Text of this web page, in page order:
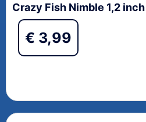
Crazy Fish Nimble 1,2 inch
€ 3,99